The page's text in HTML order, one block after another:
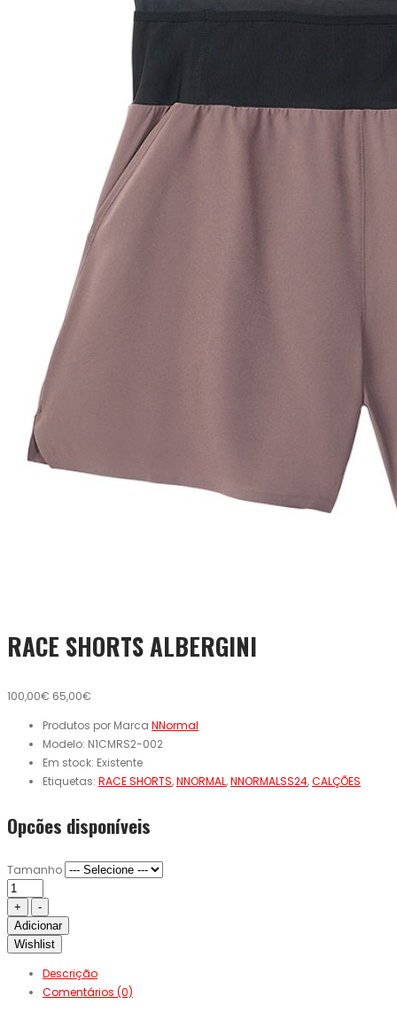
RACE SHORTS ALBERGINI
100,00€ 65,00€
Produtos por Marca NNormal
Modelo: N1CMRS2-002
Em stock: Existente
Etiquetas: RACE SHORTS,NNORMAL,NNORMALSS24,CALÇÕES
Opcões disponíveis
Tamanho
Adicionar
Wishlist
Descrição
Comentários (0)